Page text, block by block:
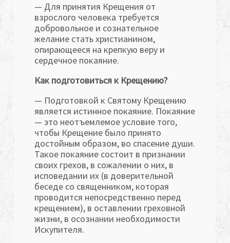
— Для принятия Крещения от
взрослого человека требуется
добровольное и сознательное
желание стать христианином,
опирающееся на крепкую веру и
сердечное покаяние.
Как подготовиться к Крещению?
— Подготовкой к Святому Крещению
является истинное покаяние. Покаяние
— это неотъемлемое условие того,
чтобы Крещение было принято
достойным образом, во спасение души.
Такое покаяние состоит в признании
своих грехов, в сожалении о них, в
исповедании их (в доверительной
беседе со священником, которая
проводится непосредственно перед
крещением), в оставлении греховной
жизни, в осознании необходимости
Искупителя.